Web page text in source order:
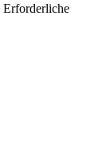
Erforderliche